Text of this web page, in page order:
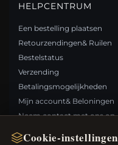
Cookie-instellingen
HELPCENTRUM
Een bestelling plaatsen
Retourzendingen& Ruilen
Bestelstatus
Verzending
Betalingsmogelijkheden
Mijn account& Beloningen
Neem contact met ons op